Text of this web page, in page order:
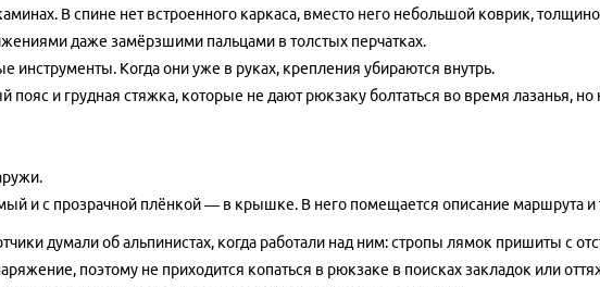
В спине нет встроенного каркаса, вместо него небольшой коврик,
даже замёрзшими пальцами в толстых перчатках.
инструменты. Когда они уже в руках, крепления убираются внутрь.
пояс и грудная стяжка, которые не дают рюкзаку болтаться во время лазанья,
и с прозрачной плёнкой — в крышке. В него помещается описание маршрута и
думали об альпинистах, когда работали над ним: стропы лямок пришиты с
поэтому не приходится копаться в рюкзаке в поисках закладок или